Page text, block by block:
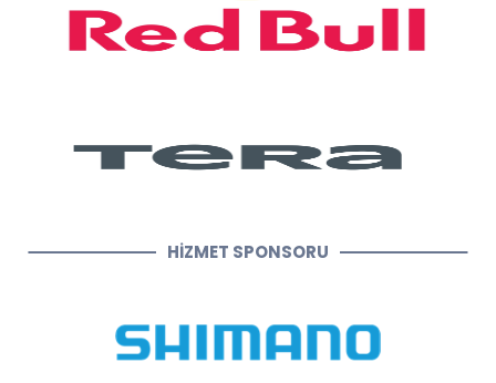
HİZMET SPONSORU